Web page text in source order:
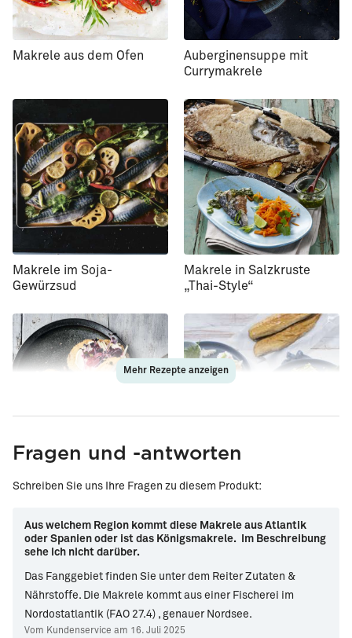
Makrele aus dem Ofen
Auberginensuppe mit
Currymakrele
Makrele im Soja-
Gewürzsud
Makrele in Salzkruste
„Thai-Style“
Geräucherte Makrelen-
Makrelenrillette auf Stulle
Mehr Rezepte anzeigen
Fragen und -antworten
Schreiben Sie uns Ihre Fragen zu diesem Produkt:
Aus welchem Region kommt diese Makrele aus Atlantik
oder Spanien oder ist das Königsmakrele. Im Beschreibung
sehe ich nicht darüber.
Das Fanggebiet finden Sie unter dem Reiter Zutaten &
Nährstoffe. Die Makrele kommt aus einer Fischerei im
Nordostatlantik (FAO 27.4) , genauer Nordsee.
Vom Kundenservice am 16. Juli 2025